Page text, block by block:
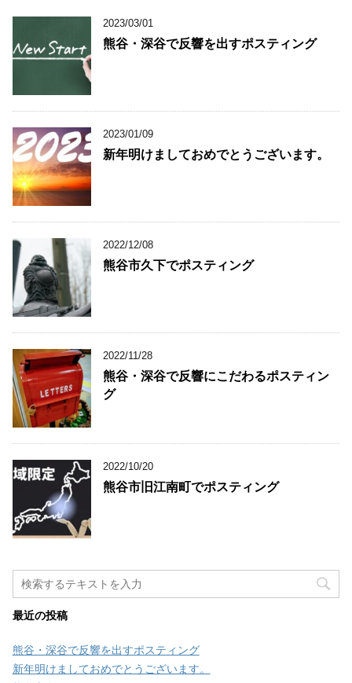
2023/03/01
熊谷・深谷で反響を出すポスティング
2023/01/09
新年明けましておめでとうございます。
2022/12/08
熊谷市久下でポスティング
2022/11/28
熊谷・深谷で反響にこだわるポスティン
グ
2022/10/20
熊谷市旧江南町でポスティング
最近の投稿
熊谷・深谷で反響を出すポスティング
新年明けましておめでとうございます。